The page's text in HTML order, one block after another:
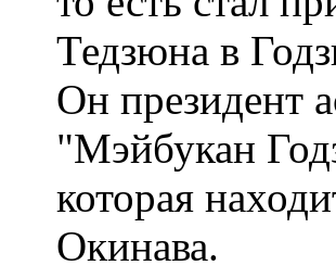
Тедзюна в
Он президент
"Мэйбукан
которая
Окинава.